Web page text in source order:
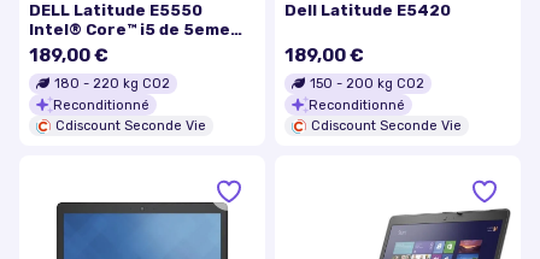
DELL Latitude E5550
Intel® Core™ i5 de 5eme
génération 23 GHz 396 cm
(15.6) 1920 x 1080 pixels 8
Go 128 Go
189,00 €
180 - 220 kg CO2
Reconditionné
Cdiscount Seconde Vie
Dell Latitude E5420
189,00 €
150 - 200 kg CO2
Reconditionné
Cdiscount Seconde Vie